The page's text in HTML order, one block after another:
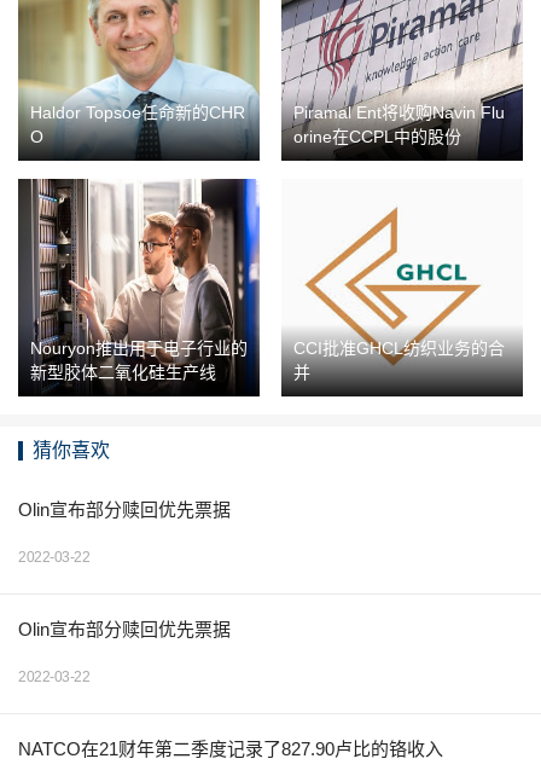
Haldor Topsoe任命新的CHR
O
Piramal Ent将收购Navin Flu
orine在CCPL中的股份
Nouryon推出用于电子行业的
新型胶体二氧化硅生产线
CCI批准GHCL纺织业务的合
并
猜你喜欢
Olin宣布部分赎回优先票据
2022-03-22
Olin宣布部分赎回优先票据
2022-03-22
NATCO在21财年第二季度记录了827.90卢比的铬收入